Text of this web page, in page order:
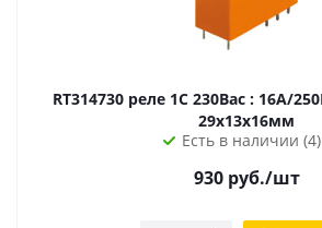
RT314730 реле 1C 230Вac : 16А/250Вac pcb/панель
29х13х16мм
Есть в наличии (4)
930руб./шт